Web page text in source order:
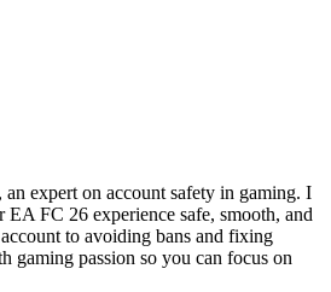
expert on account safety in gaming. I
EA FC 26 experience safe, smooth, and
to avoiding bans and fixing
gaming passion so you can focus on